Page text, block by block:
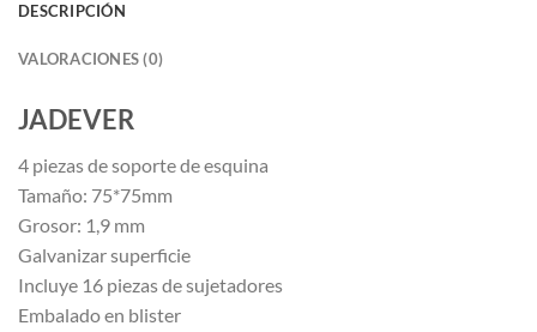
DESCRIPCIÓN
VALORACIONES (0)
JADEVER
4 piezas de soporte de esquina
Tamaño: 75*75mm
Grosor: 1,9 mm
Galvanizar superficie
Incluye 16 piezas de sujetadores
Embalado en blister